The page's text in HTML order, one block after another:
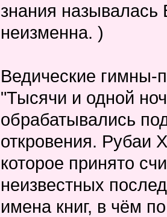
знания
неизменна. )
Ведические гимны-
"Тысячи и одной
обрабатывались
откровения. Рубаи
которое принято
неизвестных
имена книг, в чём